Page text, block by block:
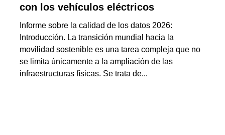
con los vehículos eléctricos
Informe sobre la calidad de los datos 2026:
Introducción. La transición mundial hacia la
movilidad sostenible es una tarea compleja que no
se limita únicamente a la ampliación de las
infraestructuras físicas. Se trata de...